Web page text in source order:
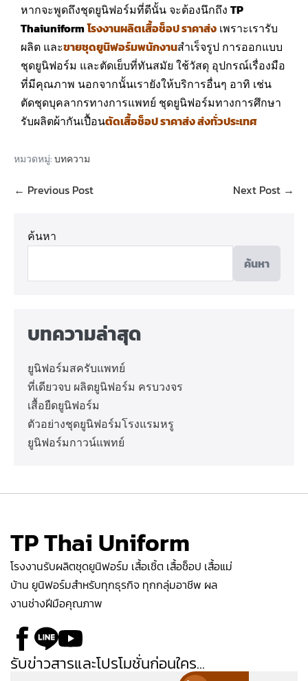
หากจะพูดถึงชุดยูนิฟอร์มที่ดีนั้น จะต้องนึกถึง TP
Thaiuniformโรงงานผลิตเสื้อช็อป ราคาส่ง เพราะเรารับ
ผลิต และขายชุดยูนิฟอร์มพนักงานสำเร็จรูป การออกแบบ
ชุดยูนิฟอร์ม และตัดเย็บที่ทันสมัย ใช้วัสดุ อุปกรณ์เรื่องมือ
ที่มีคุณภาพ นอกจากนั้นเรายังให้บริการอื่นๆ อาทิ เช่น
ตัดชุดบุคลากรทางการแพทย์ ชุดยูนิฟอร์มทางการศึกษา
รับผลิตผ้ากันเปื้อนตัดเสื้อช็อป ราคาส่ง ส่งทั่วประเทศ
หมวดหมู่:บทความ
← Previous Post Next Post →
ค้นหา
ค้นหา
บทความล่าสุด
ยูนิฟอร์มสครับแพทย์
ที่เดียวจบ ผลิตยูนิฟอร์ม ครบวงจร
เสื้อยืดยูนิฟอร์ม
ตัวอย่างชุดยูนิฟอร์มโรงแรมหรู
ยูนิฟอร์มกาวน์แพทย์
TP Thai Uniform
โรงงานรับผลิตชุดยูนิฟอร์ม เสื้อเชิ้ต เสื้อช็อป เสื้อแม่
บ้าน ยูนิฟอร์มสำหรับทุกธุรกิจ ทุกกลุ่มอาชีพ ผล
งานช่างฝีมือคุณภาพ
รับข่าวสารและโปรโมชั่นก่อนใคร...